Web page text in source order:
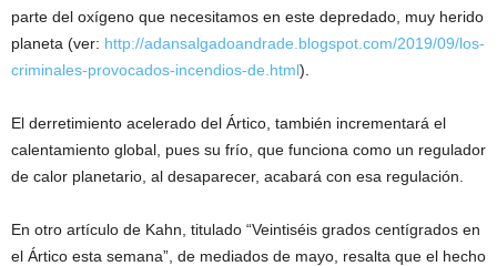
parte del oxígeno que necesitamos en este depredado, muy herido
planeta (ver: http://adansalgadoandrade.blogspot.com/2019/09/los-
criminales-provocados-incendios-de.html).
El derretimiento acelerado del Ártico, también incrementará el
calentamiento global, pues su frío, que funciona como un regulador
de calor planetario, al desaparecer, acabará con esa regulación.
En otro artículo de Kahn, titulado “Veintiséis grados centígrados en
el Ártico esta semana”, de mediados de mayo, resalta que el hecho